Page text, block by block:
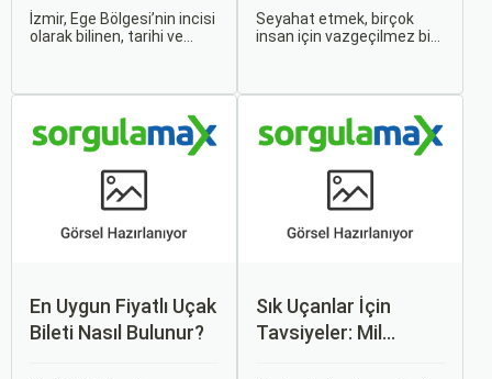
İzmir, Ege Bölgesi’nin incisi
olarak bilinen, tarihi ve
büyük üçüncü şehri olan
İzmir, farklı dönemlere ait
tarihi eserleri, eşsiz plajları
ve renkli gece hayatı ile
ziyaretçilerine unutulmaz
deneyimler sunmaktadır.
Seyahat etmek, birçok
insan için vazgeçilmez bir
biriktirmek için seyahat
etmek harika bir yoldur.
En Uygun Fiyatlı Uçak
Bileti Nasıl Bulunur?
Sık Uçanlar İçin
Tavsiyeler: Mil